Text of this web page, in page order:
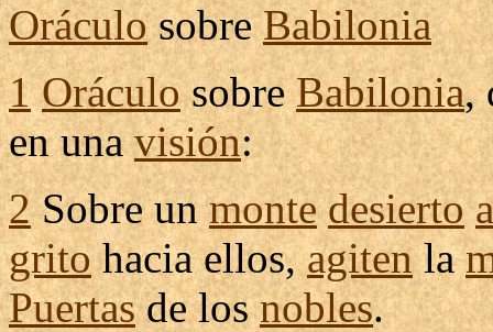
OráculosobreBabilonia
1 OráculosobreBabilonia,
en unavisión:
2Sobre unmonte desierto
gritohacia ellos,agitenla
Puertasde losnobles.